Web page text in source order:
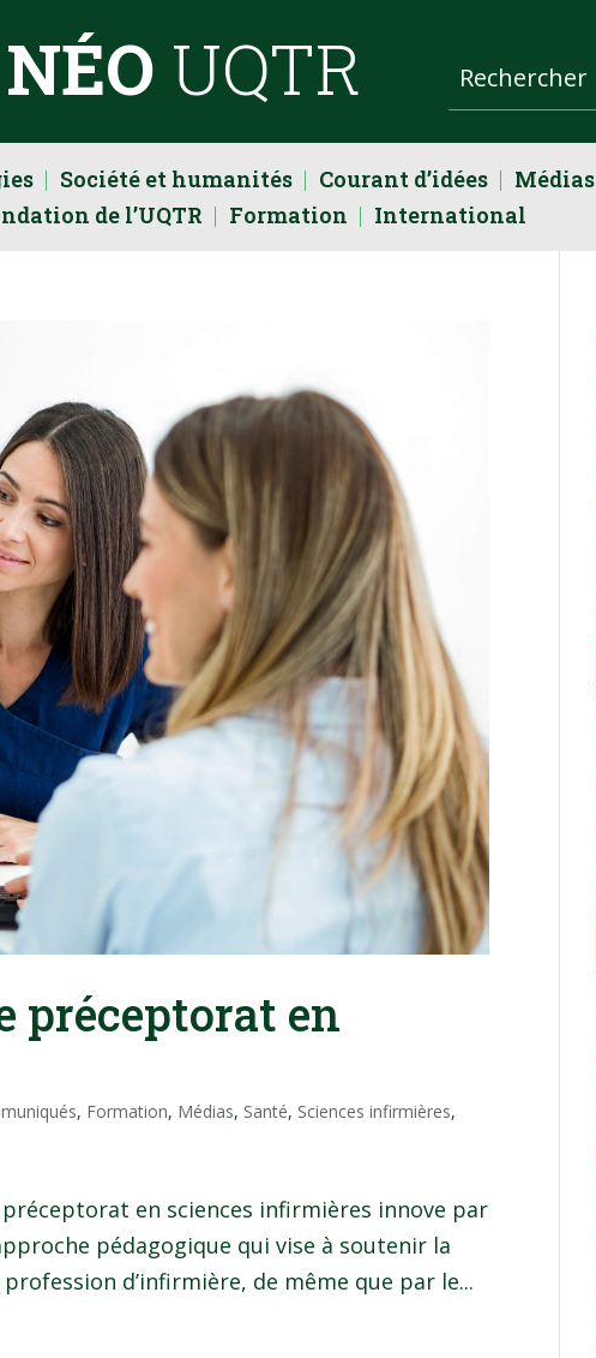
NÉO UQTR
Société et humanités Courant d’idées Médias
de l’UQTR Formation International
préceptorat en
, Formation, Médias, Santé, Sciences infirmières,
en sciences infirmières innove par
pédagogique qui vise à soutenir la
d’infirmière, de même que par le...